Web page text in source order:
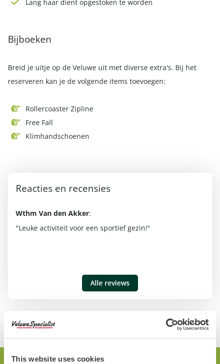
This website uses cookies
Lang haar dient opgestoken te worden
Bijboeken
Breid je uitje op de Veluwe uit met diverse extra's. Bij het
reserveren kan je de volgende items toevoegen:
Rollercoaster Zipline
Free Fall
Klimhandschoenen
Reacties en recensies
Wthm Van den Akker:
"Leuke activiteit voor een sportief gezin!"
Alle reviews